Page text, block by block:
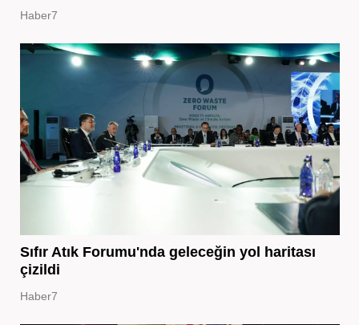
Haber7
Sıfır Atık Forumu'nda geleceğin yol haritası
çizildi
Haber7